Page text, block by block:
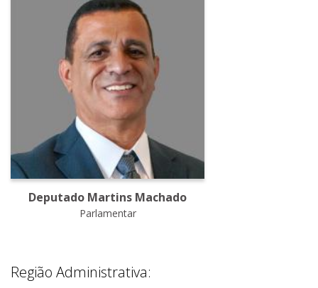
Deputado Martins Machado
Parlamentar
Região Administrativa: